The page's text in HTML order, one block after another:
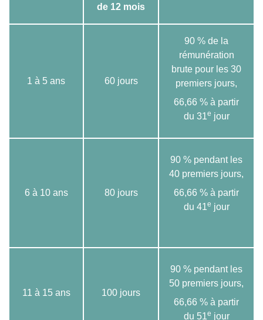
de 12 mois
1 à 5 ans 60 jours
90 % de la
rémunération
brute pour les 30
premiers jours,
66,66 % à partir
du 31e jour
6 à 10 ans 80 jours
90 % pendant les
40 premiers jours,
66,66 % à partir
du 41e jour
11 à 15 ans 100 jours
90 % pendant les
50 premiers jours,
66,66 % à partir
du 51e jour